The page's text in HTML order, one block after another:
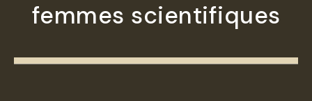
femmes scientifiques